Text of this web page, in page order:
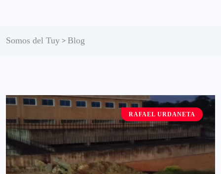
Somos del Tuy > Blog
RAFAEL URDANETA